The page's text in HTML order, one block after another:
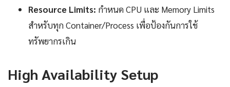
Resource Limits: กำหนด CPU และ Memory Limits
สำหรับทุก Container/Process เพื่อป้องกันการใช้
ทรัพยากรเกิน
High Availability Setup